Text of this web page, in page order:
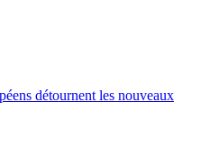
détournent les nouveaux